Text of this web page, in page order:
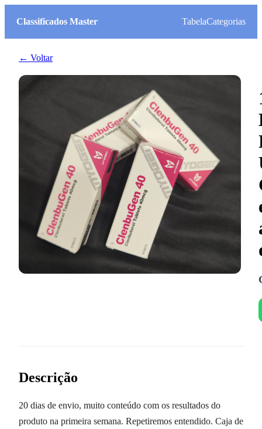
Classificados Master TabelaCategorias
← Voltar
Descrição
20 dias de envio, muito conteúdo com os resultados do
produto na primeira semana. Repetiremos entendido. Caja de